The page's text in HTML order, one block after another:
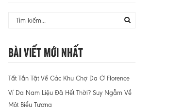
Bài Viết Mới Nhất
Tất Tần Tật Về Các Khu Chợ Da Ở Florence
Ví Da Nam Liệu Đã Hết Thời? Suy Ngẫm Về
Một Biểu Tượng